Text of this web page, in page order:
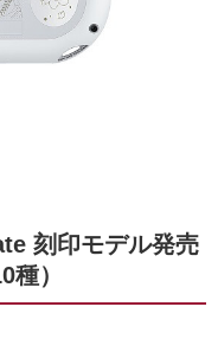
刻印モデル発売
）